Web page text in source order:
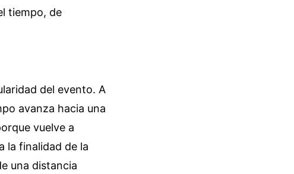
tiempo, de
del evento. A
avanza hacia una
vuelve a
la finalidad de la
una distancia